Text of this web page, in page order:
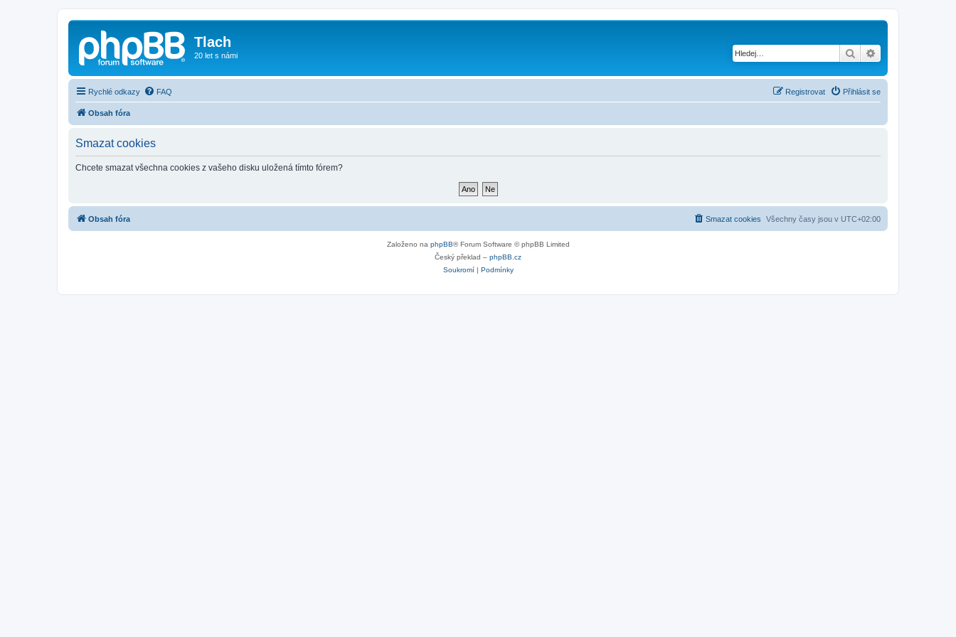
Tlach
20 let s námi Hledat
Rychlé odkazy FAQ Přihlásit se
Registrovat
Obsah fóra
Smazat cookies
Chcete smazat všechna cookies z vašeho disku uložená tímto fórem?
Obsah fóra Všechny časy jsou v UTC+02:00
Smazat cookies
Založeno na phpBB® Forum Software © phpBB Limited
Český překlad – phpBB.cz
Soukromí| Podmínky